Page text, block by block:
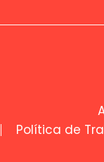
Política de